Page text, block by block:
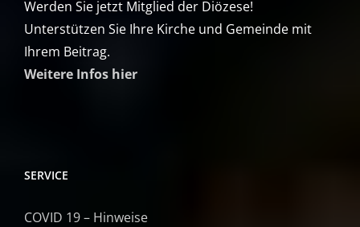
Werden Sie jetzt Mitglied der Diözese!
Unterstützen Sie Ihre Kirche und Gemeinde mit
Ihrem Beitrag.
Weitere Infos hier
SERVICE
COVID 19 – Hinweise